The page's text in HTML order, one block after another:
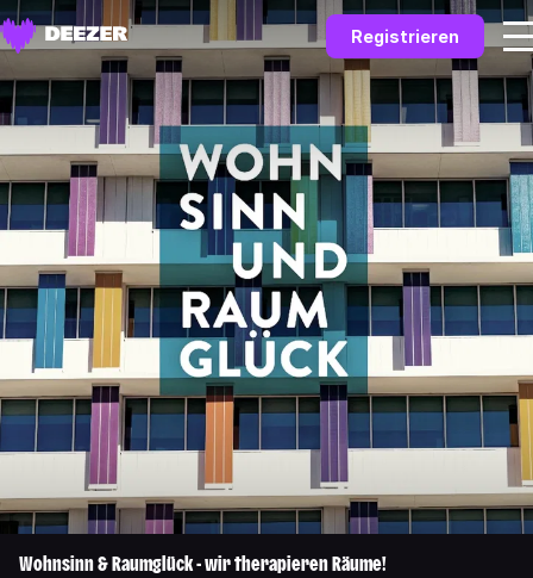
Registrieren
Wohnsinn & Raumglück - wir therapieren Räume!